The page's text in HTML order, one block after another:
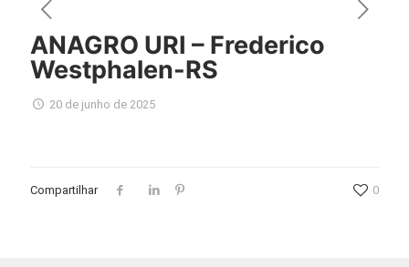
ANAGRO URI – Frederico
Westphalen-RS
20 de junho de 2025
Compartilhar 0